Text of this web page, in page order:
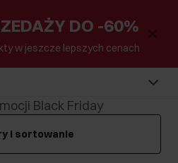
DO -60%
w jeszcze lepszych cenach
Black Friday
i sortowanie